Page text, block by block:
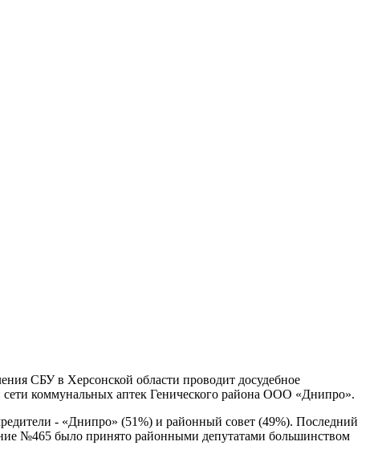
СБУ в Херсонской области проводит досудебное
сети коммунальных аптек Генического района ООО «Днипро».
- «Днипро» (51%) и районный совет (49%). Последний
№465 было принято районными депутатами большинством